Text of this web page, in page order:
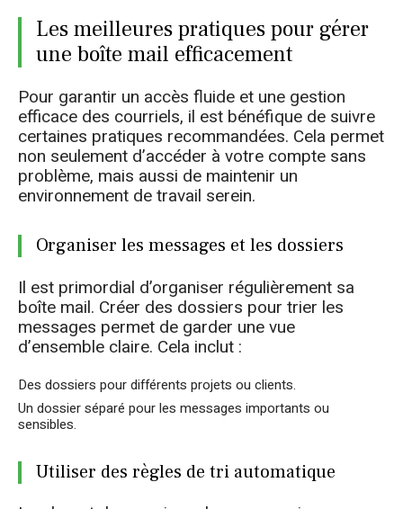
Les meilleures pratiques pour gérer
une boîte mail efficacement
Pour garantir un accès fluide et une gestion
efficace des courriels, il est bénéfique de suivre
certaines pratiques recommandées. Cela permet
non seulement d’accéder à votre compte sans
problème, mais aussi de maintenir un
environnement de travail serein.
Organiser les messages et les dossiers
Il est primordial d’organiser régulièrement sa
boîte mail. Créer des dossiers pour trier les
messages permet de garder une vue
d’ensemble claire. Cela inclut :
Des dossiers pour différents projets ou clients.
Un dossier séparé pour les messages importants ou
sensibles.
Utiliser des règles de tri automatique